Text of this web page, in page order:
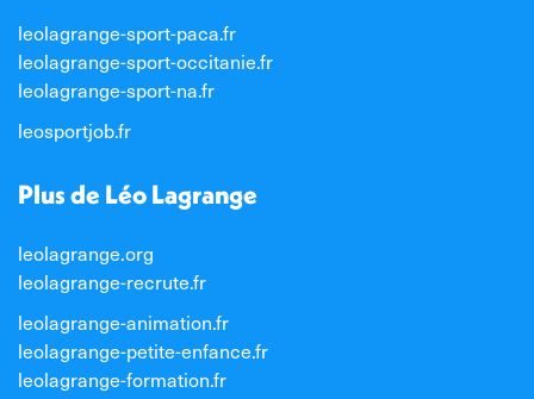
leolagrange-sport-paca.fr
leolagrange-sport-occitanie.fr
leolagrange-sport-na.fr
leosportjob.fr
Plus de Léo Lagrange
leolagrange.org
leolagrange-recrute.fr
leolagrange-animation.fr
leolagrange-petite-enfance.fr
leolagrange-formation.fr